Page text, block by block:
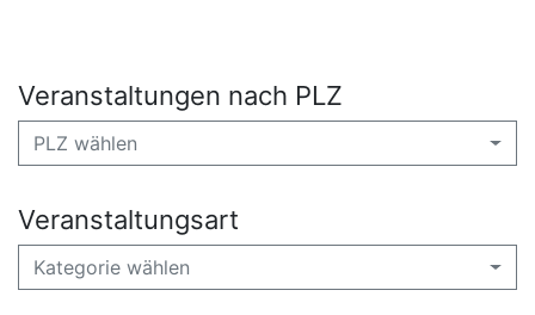
Veranstaltungen nach PLZ
PLZ wählen
Veranstaltungsart
Kategorie wählen